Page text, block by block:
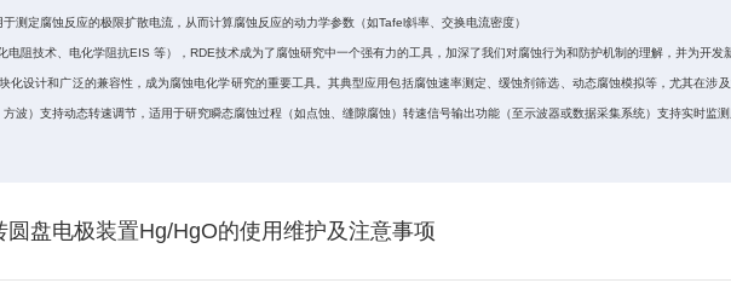
测定腐蚀反应的极限扩散电流，从而计算腐蚀反应的动力学参数（如Tafel斜率、交换电流密度）
电阻技术、电化学阻抗EIS 等），RDE技术成为了腐蚀研究中一个强有力的工具，加深了我们对腐蚀行为和防护机制的理解，并为开发
化设计和广泛的兼容性，成为腐蚀电化学研究的重要工具。其典型应用包括腐蚀速率测定、缓蚀剂筛选、动态腐蚀模拟等，尤其在
波）支持动态转速调节，适用于研究瞬态腐蚀过程（如点蚀、缝隙腐蚀）转速信号输出功能（至示波器或数据采集系统）支持实时监
圆盘电极装置Hg/HgO的使用维护及注意事项